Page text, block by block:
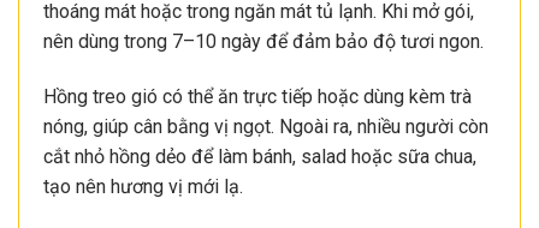
thoáng mát hoặc trong ngăn mát tủ lạnh. Khi mở gói,
nên dùng trong 7–10 ngày để đảm bảo độ tươi ngon.
Hồng treo gió có thể ăn trực tiếp hoặc dùng kèm trà
nóng, giúp cân bằng vị ngọt. Ngoài ra, nhiều người còn
cắt nhỏ hồng dẻo để làm bánh, salad hoặc sữa chua,
tạo nên hương vị mới lạ.